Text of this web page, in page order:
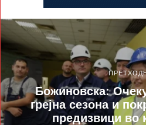
Божиновска:
грејна сезона и
предизвици во